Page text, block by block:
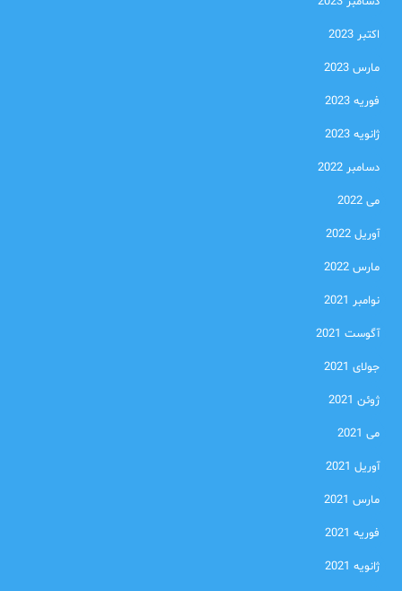
اکتبر 2023
مارس 2023
فوریه 2023
ژانویه 2023
دسامبر 2022
می 2022
آوریل 2022
مارس 2022
نوامبر 2021
آگوست 2021
جولای 2021
ژوئن 2021
می 2021
آوریل 2021
مارس 2021
فوریه 2021
ژانویه 2021